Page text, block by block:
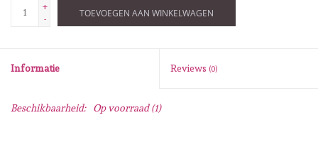
Gereedschap
+
-
TOEVOEGEN AAN WINKELWAGEN
Informatie Reviews (0)
Beschikbaarheid: Op voorraad(1)